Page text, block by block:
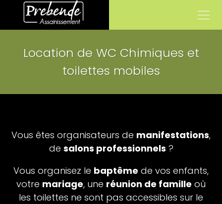
Location de WC Chimiques et
toilettes mobiles
Vous êtes organisateurs de manifestations,
de salons professionnels ?
Vous organisez le baptême de vos enfants,
votre mariage, une réunion de famille où
les toilettes ne sont pas accessibles sur le